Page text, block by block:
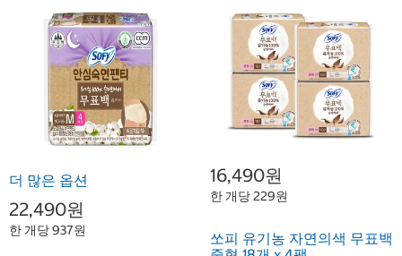
더 많은 옵션
22,490원
한 개당 937원
16,490원
한 개당 229원
쏘피 유기농 자연의색 무표백